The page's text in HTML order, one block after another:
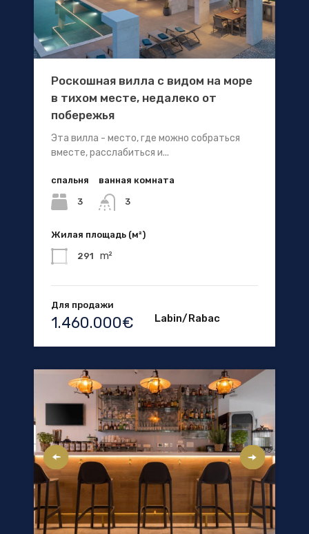
Роскошная вилла с видом на море
в тихом месте, недалеко от
побережья
Эта вилла - место, где можно собраться
вместе, расслабиться и...
спальня
3
ванная комната
3
Жилая площадь (м²)
291 m²
Для продажи
1.460.000€ Labin/Rabac